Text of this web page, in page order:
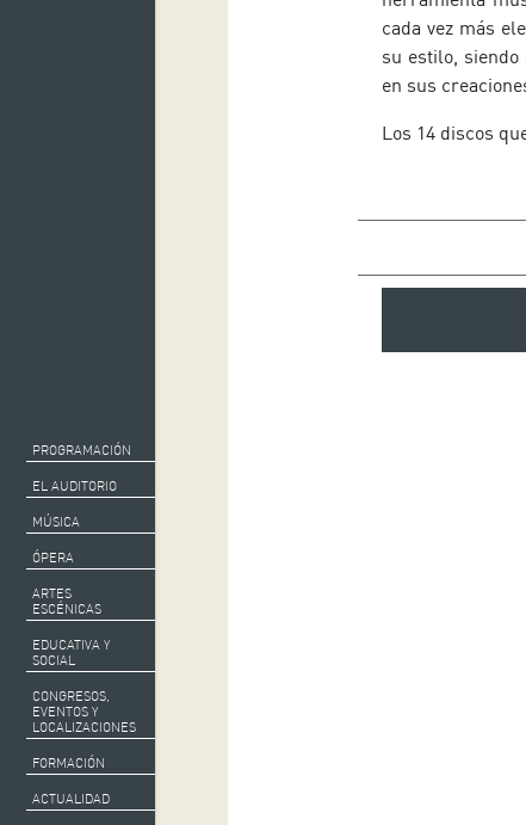
PROGRAMACIÓN
EL AUDITORIO
MÚSICA
ÓPERA
ARTES
ESCÉNICAS
EDUCATIVA Y
SOCIAL
CONGRESOS,
EVENTOS Y
LOCALIZACIONES
FORMACIÓN
ACTUALIDAD
cada vez más
su estilo,
en sus
Los 14 discos
Helge Sten:
Stale Storlokk: